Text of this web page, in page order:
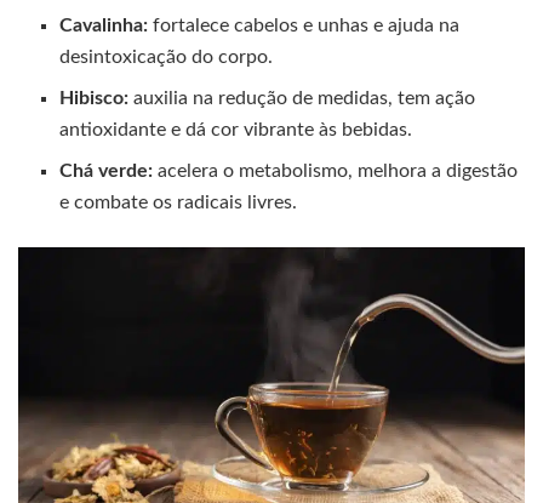
Cavalinha: fortalece cabelos e unhas e ajuda na
desintoxicação do corpo.
Hibisco: auxilia na redução de medidas, tem ação
antioxidante e dá cor vibrante às bebidas.
Chá verde: acelera o metabolismo, melhora a digestão
e combate os radicais livres.